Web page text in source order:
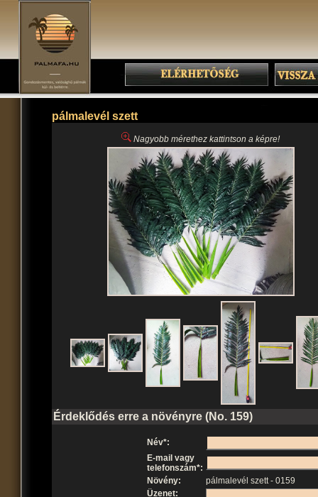
pálmalevél szett
Nagyobb mérethez kattintson a képre!
Érdeklődés erre a növényre (No. 159)
Név*:
E-mail vagy
telefonszám*:
Növény:
pálmalevél szett - 0159
Üzenet: